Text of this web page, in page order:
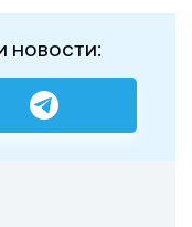
новости: